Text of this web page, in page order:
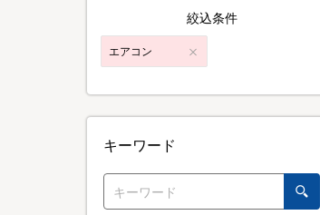
絞込条件
エアコン
キーワード